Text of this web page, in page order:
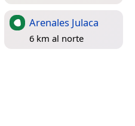
Arenales Julaca
6 km al norte